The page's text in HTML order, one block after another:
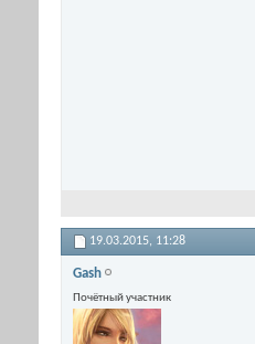
19.03.2015, 11:28
Gash
Почётный участник